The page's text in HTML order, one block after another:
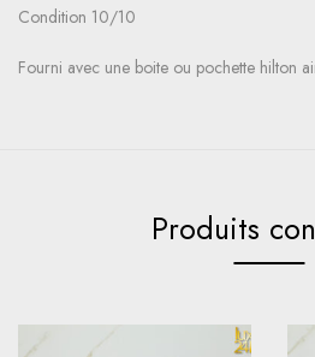
Condition 10/10
Fourni avec une boite ou pochette hilton
Produits